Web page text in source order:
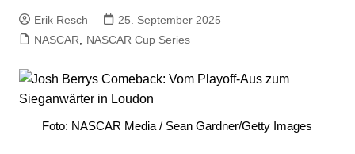
Erik Resch
25. September 2025
NASCAR, NASCAR Cup Series
Foto: NASCAR Media / Sean Gardner/Getty Images